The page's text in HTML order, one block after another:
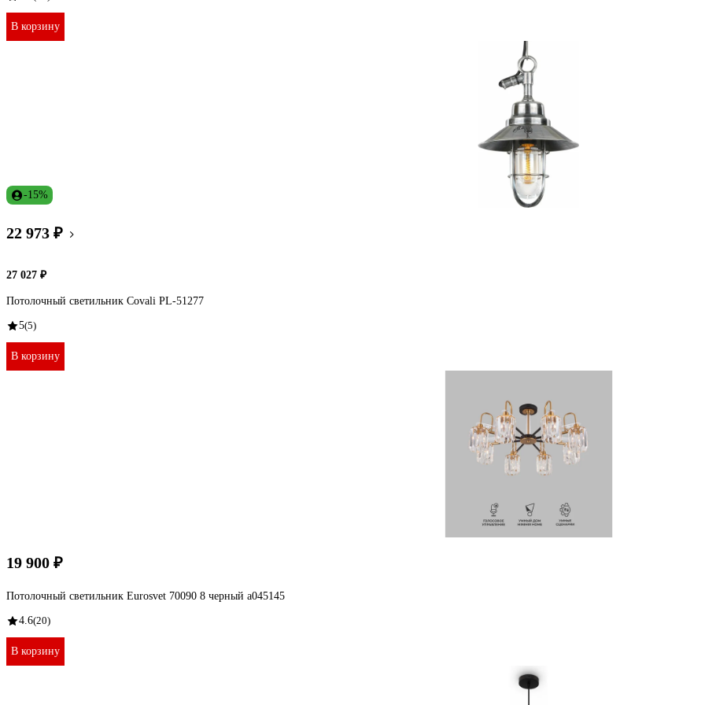
В корзину
-15%
22 973 ₽
27 027 ₽
Потолочный светильник Covali PL-51277
5(5)
В корзину
19 900 ₽
Потолочный светильник Eurosvet 70090 8 черный a045145
4.6(20)
В корзину